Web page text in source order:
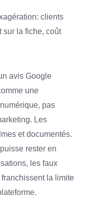
clients
sur la fiche, coût
avis Google
une
pas
Les
et documentés.
rester en
les faux
la limite